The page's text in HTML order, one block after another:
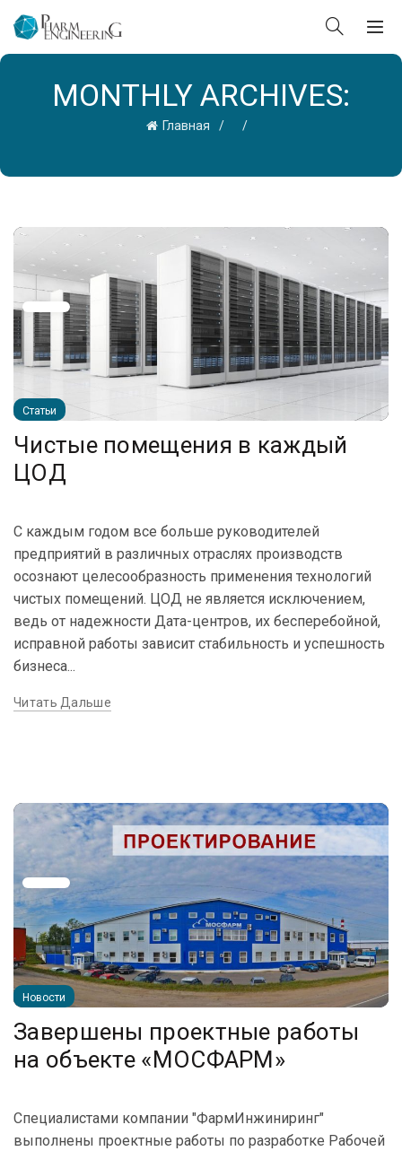
MONTHLY ARCHIVES:
Главная
Статьи
Чистые помещения в каждый
ЦОД
С каждым годом все больше руководителей
предприятий в различных отраслях производств
осознают целесообразность применения технологий
чистых помещений. ЦОД не является исключением,
ведь от надежности Дата-центров, их бесперебойной,
исправной работы зависит стабильность и успешность
бизнеса...
Читать Дальше
Новости
Завершены проектные работы
на объекте «МОСФАРМ»
Специалистами компании "ФармИнжиниринг"
выполнены проектные работы по разработке Рабочей